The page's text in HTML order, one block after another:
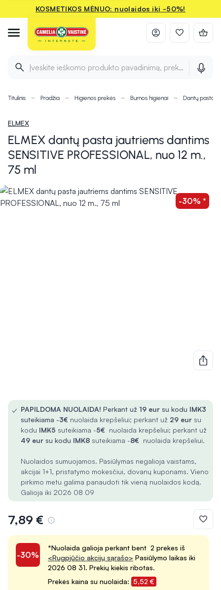
KOSMETIKOS MĖNUO: nuolaidos iki -50%!
Įveskite ieškomo produkto pavadinimą, prekės ženklą ir
Titulinis Pradžia Higienos prekės Burnos higienai Dantų pastos,
ELMEX
ELMEX dantų pasta jautriems dantims
SENSITIVE PROFESSIONAL, nuo 12 m.,
75 ml
-30% *
-30%
*Nuolaida galioja perkant bent 2 prekes iš
<Rugpjūčio akcijų sąrašo> Pasiūlymo laikas iki
2026 08 31. Prekių kiekis ribotas.
Prekės kaina su nuolaida: 5,52 €
✓ PAPILDOMA NUOLAIDA! Perkant už 19 eur su kodu IMK3
suteikiama -3€ nuolaida krepšeliui; perkant už 29 eur su
kodu IMK5 suteikiama -5€ nuolaida krepšeliui; perkant už
49 eur su kodu IMK8 suteikiama -8€ nuolaida krepšeliui.
Nuolaidos sumuojamos. Pasiūlymas negalioja vaistams,
akcijai 1+1, pristatymo mokesčiui, dovanų kuponams. Vieno
pirkimo metu galima panaudoti tik vieną nuolaidos kodą.
Galioja iki 2026 08 09
7,89 €